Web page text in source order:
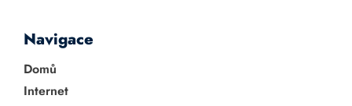
Navigace
Domů
Internet